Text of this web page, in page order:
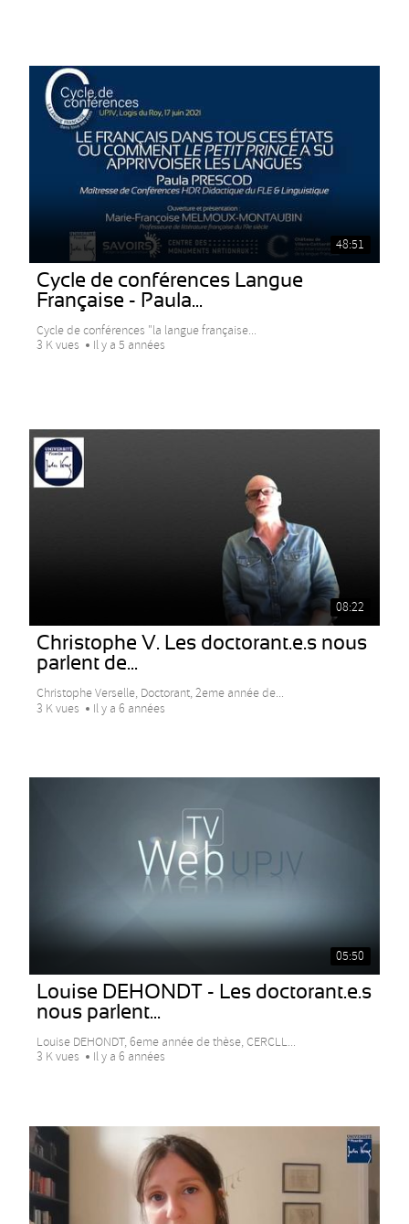
48:51
Cycle de conférences Langue
Française - Paula...
Cycle de conférences "la langue française...
3 K vues
Il y a 5 années
08:22
Christophe V. Les doctorant.e.s nous
parlent de...
Christophe Verselle, Doctorant, 2eme année de...
3 K vues
Il y a 6 années
05:50
Louise DEHONDT - Les doctorant.e.s
nous parlent...
Louise DEHONDT, 6eme année de thèse, CERCLL...
3 K vues
Il y a 6 années